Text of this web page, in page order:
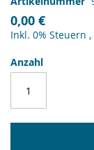
0,00 €
Inkl. 0% Steuern ,
Anzahl